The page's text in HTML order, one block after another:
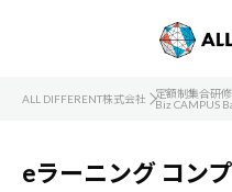
ALL DIFFERENT株式会社
定額制集合研修
Biz CAMPUS
eラーニング コン